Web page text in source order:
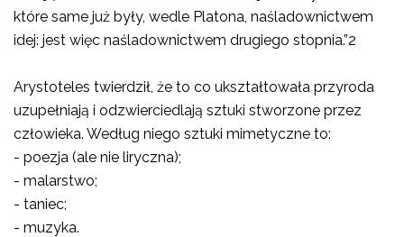
które same już były, wedle Platona, naśladownictwem
idej: jest więc naśladownictwem drugiego stopnia.”2
Arystoteles twierdził, że to co ukształtowała przyroda
uzupełniają i odzwierciedlają sztuki stworzone przez
człowieka. Według niego sztuki mimetyczne to:
- poezja (ale nie liryczna);
- malarstwo;
- taniec;
- muzyka.